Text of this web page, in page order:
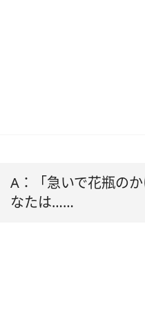
A：「急いで花瓶の
なたは……